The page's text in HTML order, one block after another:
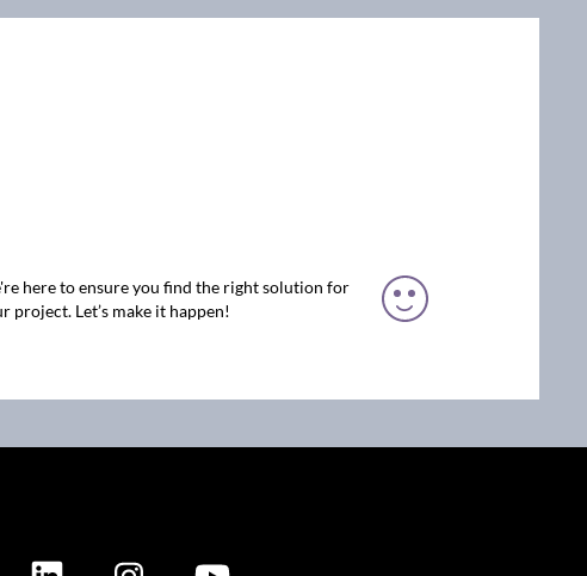
here to ensure you find the right solution for
project. Let’s make it happen!